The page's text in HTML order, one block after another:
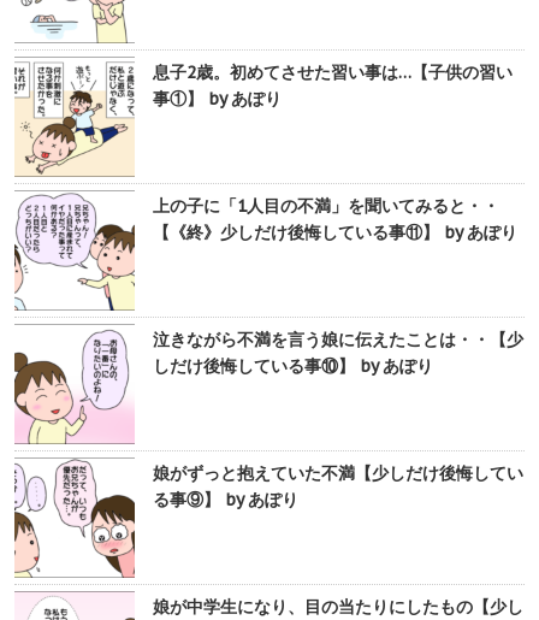
息子2歳。初めてさせた習い事は…【子供の習い
事①】 by あぽり
上の子に「1人目の不満」を聞いてみると・・
【《終》少しだけ後悔している事⑪】 by あぽり
泣きながら不満を言う娘に伝えたことは・・【少
しだけ後悔している事⑩】 by あぽり
娘がずっと抱えていた不満【少しだけ後悔してい
る事⑨】 by あぽり
娘が中学生になり、目の当たりにしたもの【少し